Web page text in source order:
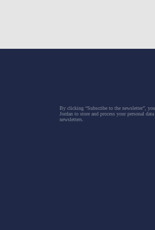
By clicking “Subscribe to the newsletter”,
Jordan to store and process your personal
newsletters.